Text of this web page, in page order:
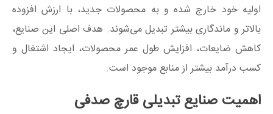
اولیه خود خارج شده و به محصولات جدید، با ارزش افزوده
بالاتر و ماندگاری بیشتر تبدیل می‌شوند. هدف اصلی این صنایع،
کاهش ضایعات، افزایش طول عمر محصولات، ایجاد اشتغال و
کسب درآمد بیشتر از منابع موجود است.
اهمیت صنایع تبدیلی قارچ صدفی